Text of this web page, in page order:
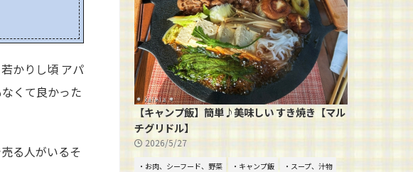
かりし頃 アパ
くて良かった
る人がいるそ
【キャンプ飯】簡単♪美味しい すき焼き【マル
チグリドル】
2026/5/27
・お肉、シーフード、野菜 ・キャンプ飯
・スープ、汁物